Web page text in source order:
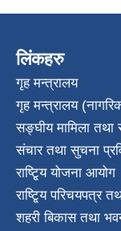
लिंकहरु
गृह मन्त्रालय
गृह मन्त्रालय
सङ्घीय मामिला तथा
संचार तथा सुचना
राष्टि्ृय योजना आयोग
राष्टि्ृय परिचयपत्र
शहरी बिकास तथा